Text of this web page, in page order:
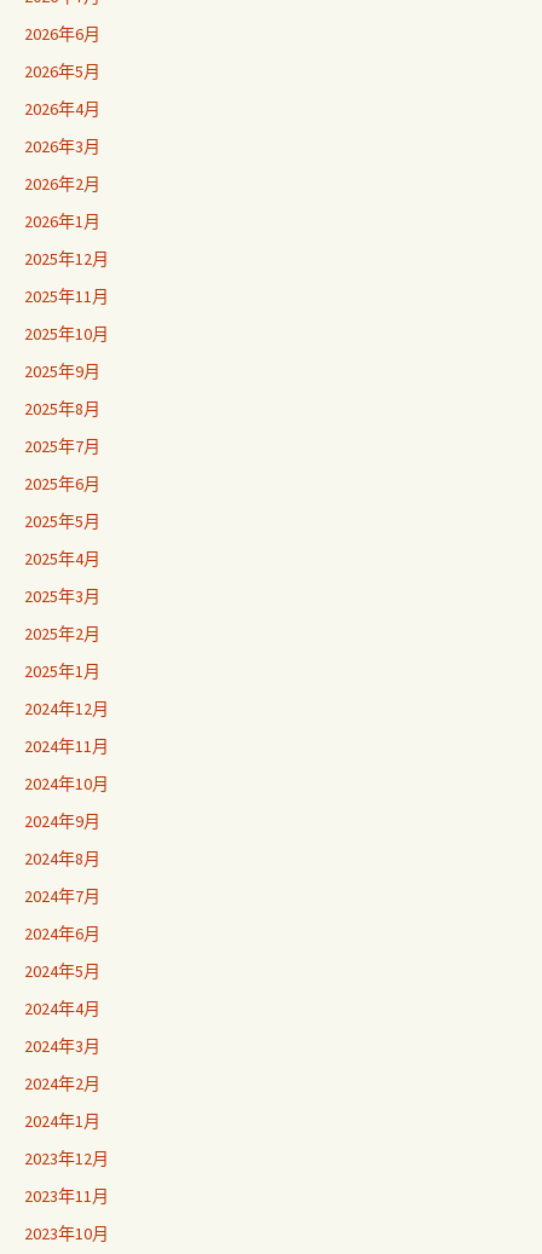
2026年6月
2026年5月
2026年4月
2026年3月
2026年2月
2026年1月
2025年12月
2025年11月
2025年10月
2025年9月
2025年8月
2025年7月
2025年6月
2025年5月
2025年4月
2025年3月
2025年2月
2025年1月
2024年12月
2024年11月
2024年10月
2024年9月
2024年8月
2024年7月
2024年6月
2024年5月
2024年4月
2024年3月
2024年2月
2024年1月
2023年12月
2023年11月
2023年10月